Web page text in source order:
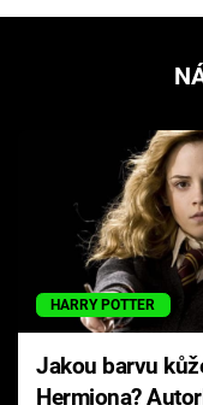
HARRY POTTER
Jakou barvu
Hermiona?